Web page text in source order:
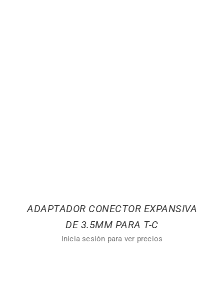
ADAPTADOR CONECTOR EXPANSIVA
DE 3.5MM PARA T-C
Inicia sesión para ver precios